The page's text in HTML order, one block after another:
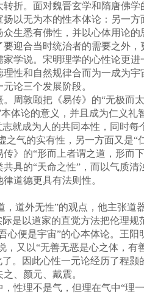
。面对魏晋玄学和隋唐佛学
以无为本的性本体论：另一
生悉有佛性，并以心体用论
迎合当时统治者的需要之外
学说。宋明理学的心性论更
性和自然规律合而为一成为
论三个发展阶段。
敦颐把《易传》的“无极而
体论的意义，并且成为仁义
就成为人的共同本性，同时
之气的实有性，另一方面又
》的“形而上者谓之道，形而
具的“天命之性”，而以气质
道德更具有法则性。
外无性”的观点，他主张道
是以道家的直觉方法把伦理
心便是宇宙”的心本体论。王
又以“无善无恶是心之体，
。因此心性一元论经历了程颢
、颜元、戴震。
理不是气，但理在气中“理